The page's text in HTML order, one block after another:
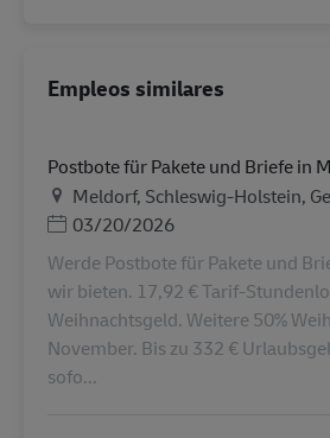
Empleos similares
Postbote für Pakete und Briefe in
Ubicación
Meldorf, Schleswig-Holstein,
Posted Date
03/20/2026
Werde Postbote für Pakete und
wir bieten. 17,92 € Tarif-
Weihnachtsgeld. Weitere 50%
November. Bis zu 332 €
sofo...